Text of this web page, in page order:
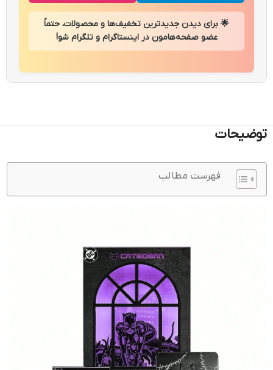
🌟 برای دیدن جدیدترین تخفیف‌ها و محصولات، حتماً
عضو صفحه‌هامون در اینستاگرام و تلگرام شو!
توضیحات
فهرست مطالب